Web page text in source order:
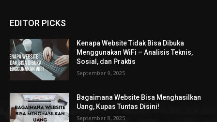
EDITOR PICKS
Kenapa Website Tidak Bisa Dibuka
Menggunakan WiFi – Analisis Teknis,
Sosial, dan Praktis
September 9, 2025
Bagaimana Website Bisa Menghasilkan
Uang, Kupas Tuntas Disini!
September 8, 2025